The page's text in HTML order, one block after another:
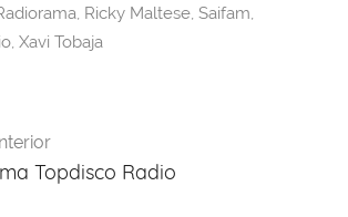
, Ricky Maltese, Saifam,
, Xavi Tobaja
Topdisco Radio